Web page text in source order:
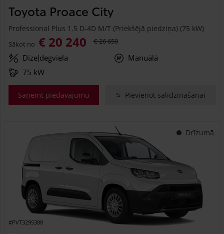
Toyota Proace City
Professional Plus 1.5 D-4D M/T (Priekšējā piedziņa) (75 kW)
Sākot no € 20 240 € 26 650
Dīzeļdegviela
Manuālā
75 kW
Saņemt piedāvājumu Pievienot salīdzināšanai
Drīzumā
#PVT3295388